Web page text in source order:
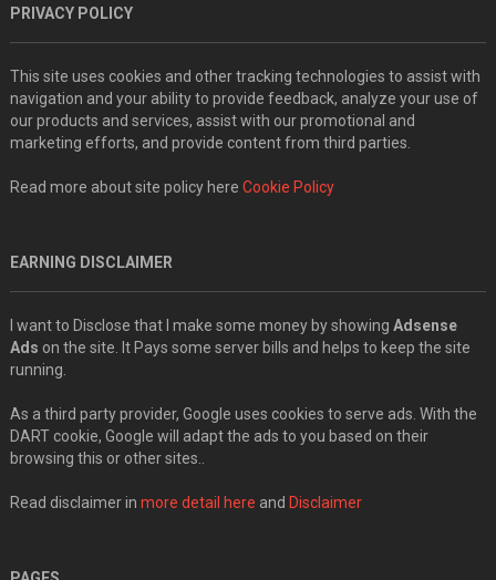
PRIVACY POLICY
This site uses cookies and other tracking technologies to assist with
navigation and your ability to provide feedback, analyze your use of
our products and services, assist with our promotional and
marketing efforts, and provide content from third parties.
Read more about site policy here Cookie Policy
EARNING DISCLAIMER
I want to Disclose that I make some money by showing Adsense
Ads on the site. It Pays some server bills and helps to keep the site
running.
As a third party provider, Google uses cookies to serve ads. With the
DART cookie, Google will adapt the ads to you based on their
browsing this or other sites..
Read disclaimer in more detail here and Disclaimer